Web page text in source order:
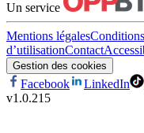
Un service
Mentions légales
d’utilisationContact
Gestion des cookies
Facebook LinkedIn
v1.0.215